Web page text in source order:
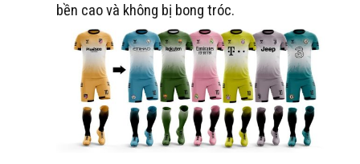
bền cao và không bị bong tróc.